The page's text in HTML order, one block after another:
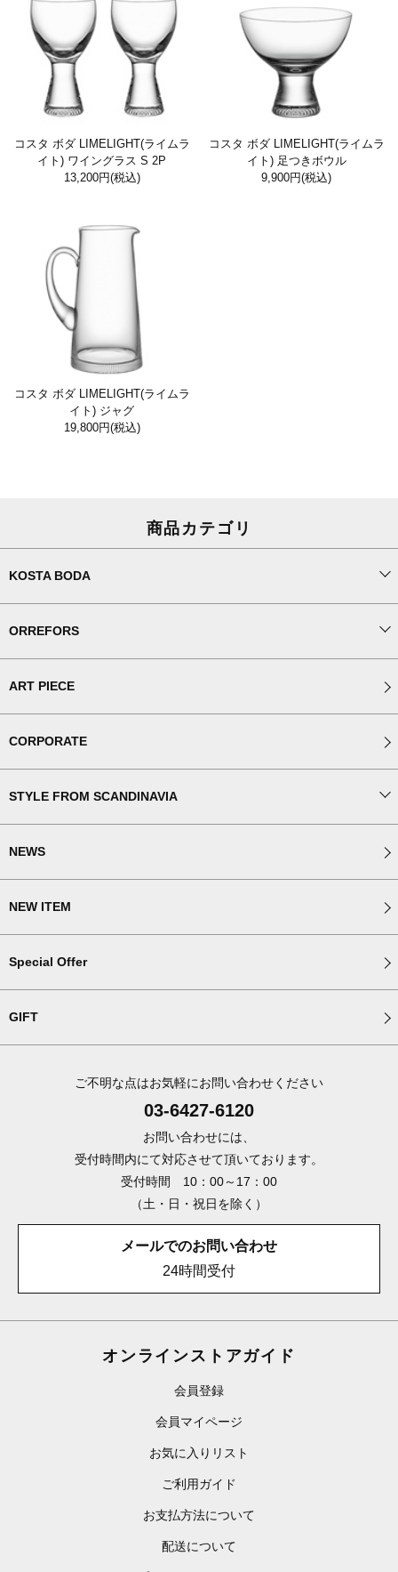
コスタ ボダ LIMELIGHT(ライムラ
イト) ワイングラス S 2P
13,200円(税込)
コスタ ボダ LIMELIGHT(ライムラ
イト) 足つきボウル
9,900円(税込)
コスタ ボダ LIMELIGHT(ライムラ
イト) ジャグ
19,800円(税込)
商品カテゴリ
KOSTA BODA
ORREFORS
ART PIECE
CORPORATE
STYLE FROM SCANDINAVIA
NEWS
NEW ITEM
Special Offer
GIFT
ご不明な点はお気軽にお問い合わせください
03-6427-6120
お問い合わせには、
受付時間内にて対応させて頂いております。
受付時間 10：00～17：00
（土・日・祝日を除く）
メールでのお問い合わせ
24時間受付
オンラインストアガイド
会員登録
会員マイページ
お気に入りリスト
ご利用ガイド
お支払方法について
配送について